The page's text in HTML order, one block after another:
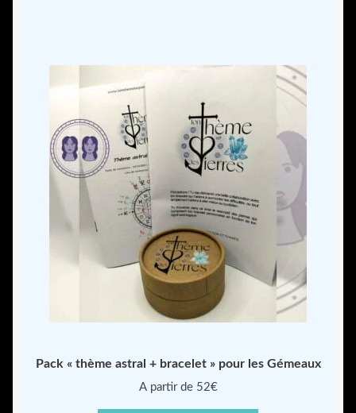
Pack « thème astral + bracelet » pour les Gémeaux
A partir de 52€